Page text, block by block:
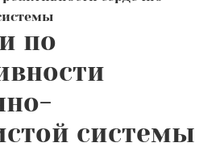
по
системы